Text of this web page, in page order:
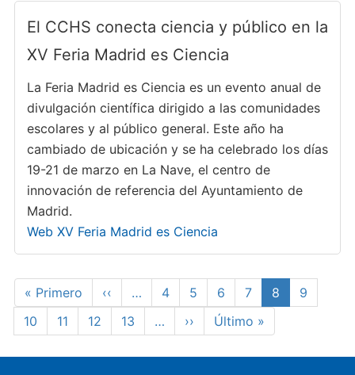
El CCHS conecta ciencia y público en la
XV Feria Madrid es Ciencia
La Feria Madrid es Ciencia es un evento anual de
divulgación científica dirigido a las comunidades
escolares y al público general. Este año ha
cambiado de ubicación y se ha celebrado los días
19-21 de marzo en La Nave, el centro de
innovación de referencia del Ayuntamiento de
Madrid.
Web XV Feria Madrid es Ciencia
Paginación
Primera
página
« Primero
Página
anterior
‹‹ … Page
4 Page
5 Page
6 Page
7
Página
actual
8 Page
9
Page
10 Page
11 Page
12 Page
13 …
Siguiente
página
››
Última
página
Último »